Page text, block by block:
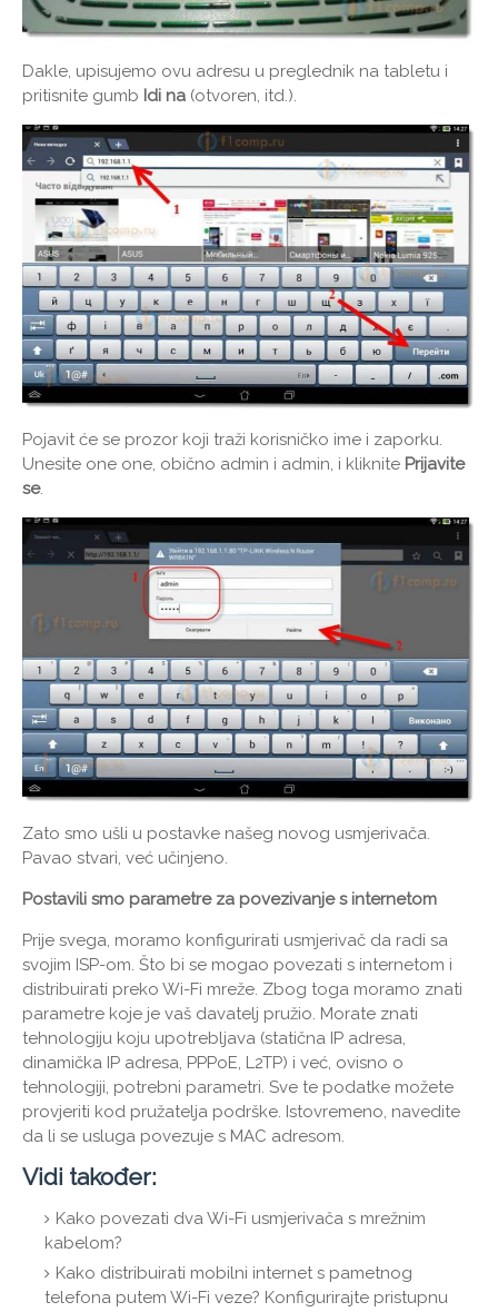
Dakle, upisujemo ovu adresu u preglednik na tabletu i
pritisnite gumb Idi na (otvoren, itd.).
Pojavit će se prozor koji traži korisničko ime i zaporku.
Unesite one one, obično admin i admin, i kliknite Prijavite
se.
Zato smo ušli u postavke našeg novog usmjerivača.
Pavao stvari, već učinjeno.
Postavili smo parametre za povezivanje s internetom
Prije svega, moramo konfigurirati usmjerivač da radi sa
svojim ISP-om. Što bi se mogao povezati s internetom i
distribuirati preko Wi-Fi mreže. Zbog toga moramo znati
parametre koje je vaš davatelj pružio. Morate znati
tehnologiju koju upotrebljava (statična IP adresa,
dinamička IP adresa, PPPoE, L2TP) i već, ovisno o
tehnologiji, potrebni parametri. Sve te podatke možete
provjeriti kod pružatelja podrške. Istovremeno, navedite
da li se usluga povezuje s MAC adresom.
Vidi također:
Kako povezati dva Wi-Fi usmjerivača s mrežnim
kabelom?
Kako distribuirati mobilni internet s pametnog
telefona putem Wi-Fi veze? Konfigurirajte pristupnu